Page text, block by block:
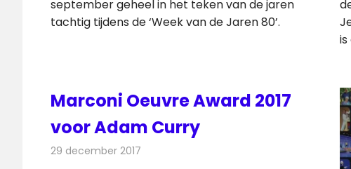
september geheel in het teken van de jaren
tachtig tijdens de ‘Week van de Jaren 80’.
is
Marconi Oeuvre Award 2017
voor Adam Curry
29 december 2017